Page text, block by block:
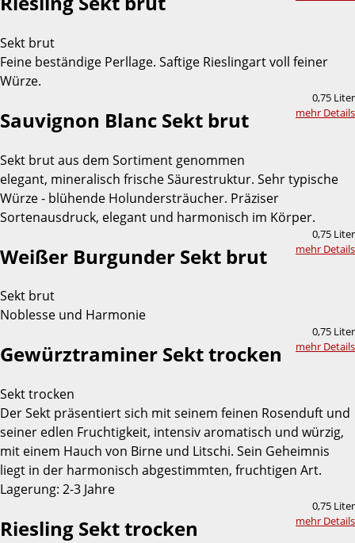
Sekt brut
Feine beständige Perllage. Saftige Rieslingart voll feiner
Würze.
0,75 Liter
mehr Details
Sauvignon Blanc Sekt brut
Sekt brut aus dem Sortiment genommen
elegant, mineralisch frische Säurestruktur. Sehr typische
Würze - blühende Holundersträucher. Präziser
Sortenausdruck, elegant und harmonisch im Körper.
0,75 Liter
mehr Details
Weißer Burgunder Sekt brut
Sekt brut
Noblesse und Harmonie
0,75 Liter
mehr Details
Gewürztraminer Sekt trocken
Sekt trocken
Der Sekt präsentiert sich mit seinem feinen Rosenduft und
seiner edlen Fruchtigkeit, intensiv aromatisch und würzig,
mit einem Hauch von Birne und Litschi. Sein Geheimnis
liegt in der harmonisch abgestimmten, fruchtigen Art.
Lagerung: 2-3 Jahre
0,75 Liter
mehr Details
Riesling Sekt trocken